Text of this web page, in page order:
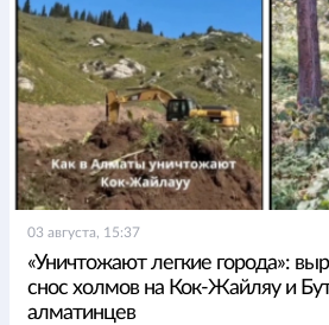
03 августа, 15:37
«Уничтожают легкие города»:
снос холмов на Кок-Жайляу и
алматинцев